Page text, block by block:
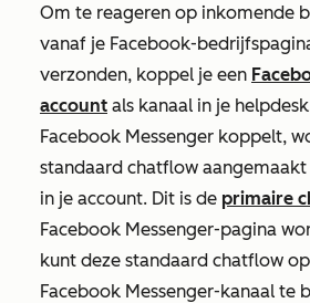
Om te reageren op inkomende
vanaf je Facebook-
verzonden, koppel je een
account als kanaal in je
Facebook Messenger koppelt,
standaard chatflow aangemaakt
in je account. Dit is de primaire
Facebook Messenger-pagina
kunt deze standaard chatflow
Facebook Messenger-kanaal te